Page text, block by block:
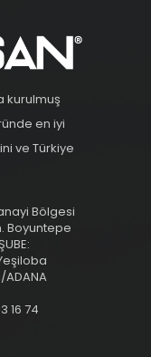
kurulmuş
en iyi
ve Türkiye
Bölgesi
Boyuntepe
16 74